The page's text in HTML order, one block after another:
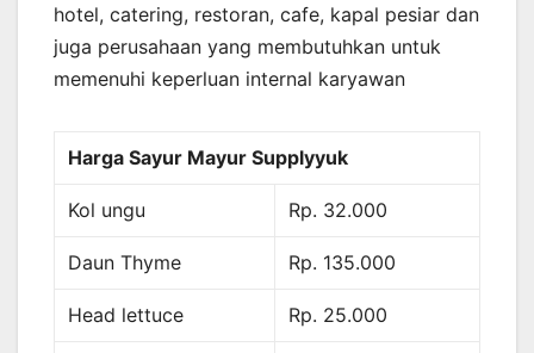
hotel, catering, restoran, cafe, kapal pesiar dan
juga perusahaan yang membutuhkan untuk
memenuhi keperluan internal karyawan
Harga Sayur Mayur Supplyyuk
Kol ungu Rp. 32.000
Daun Thyme Rp. 135.000
Head lettuce Rp. 25.000